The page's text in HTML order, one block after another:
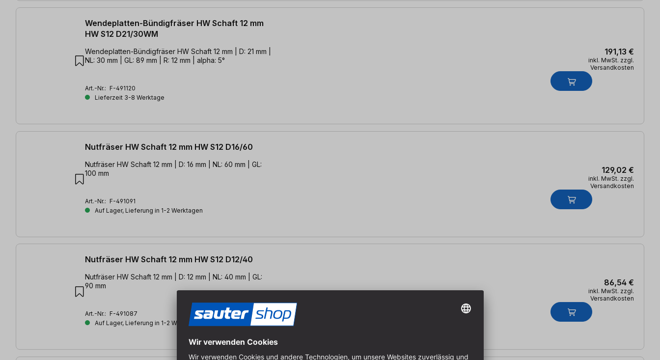
Wendeplatten-Bündigfräser HW Schaft 12 mm
HW S12 D21/30WM
Wendeplatten-Bündigfräser HW Schaft 12 mm | D: 21 mm |
NL: 30 mm | GL: 89 mm | R: 12 mm | alpha: 5°
Art.-Nr.: F-491120
Lieferzeit 3-8 Werktage
191,13 €
inkl. MwSt. zzgl.
Versandkosten
Nutfräser HW Schaft 12 mm HW S12 D16/60
Nutfräser HW Schaft 12 mm | D: 16 mm | NL: 60 mm | GL:
100 mm
Art.-Nr.: F-491091
Auf Lager, Lieferung in 1-2 Werktagen
129,02 €
inkl. MwSt. zzgl.
Versandkosten
Nutfräser HW Schaft 12 mm HW S12 D12/40
Nutfräser HW Schaft 12 mm | D: 12 mm | NL: 40 mm | GL:
90 mm
Art.-Nr.: F-491087
Auf Lager, Lieferung in 1-2 Werktagen
86,54 €
inkl. MwSt. zzgl.
Versandkosten